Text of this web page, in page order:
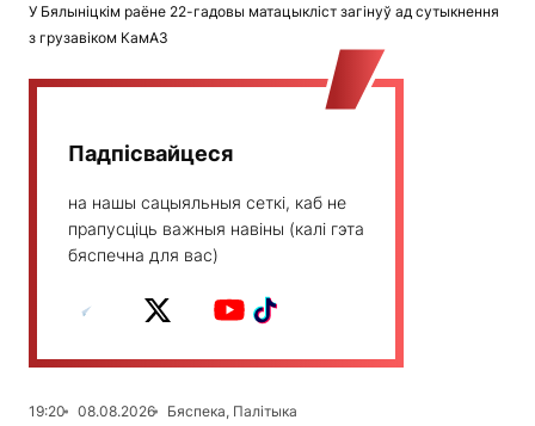
У Бялыніцкім раёне 22-гадовы матацыкліст загінуў ад сутыкнення
з грузавіком КамАЗ
Падпісвайцеся
на нашы сацыяльныя сеткі, каб не
прапусціць важныя навіны (калі гэта
бяспечна для вас)
19:20 08.08.2026
Бяспека, Палітыка